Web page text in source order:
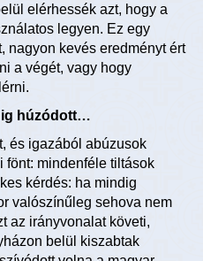
elérhessék azt, hogy a
legyen. Ez egy
nagyon kevés eredményt ért
a végét, vagy hogy
húzódott…
és igazából abúzusok
fönt: mindenféle tiltások
kérdés: ha mindig
valószínűleg sehova nem
az irányvonalat követi,
belül kiszabtak